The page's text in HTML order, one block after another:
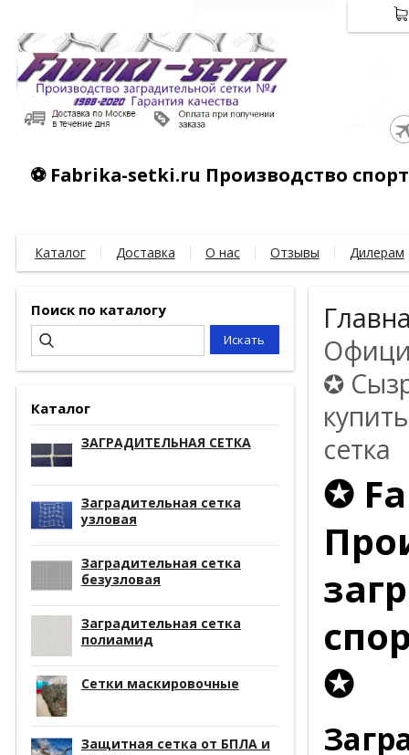
⚽ Fabrika-setki.ru Производство
Каталог Доставка О нас Отзывы Дилерам
Поиск по каталогу
Каталог
ЗАГРАДИТЕЛЬНАЯ СЕТКА
Заградительная сетка
узловая
Заградительная сетка
безузловая
Заградительная сетка
полиамид
Сетки маскировочные
Защитная сетка от БПЛА и
✪
сетка
✪
✪